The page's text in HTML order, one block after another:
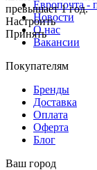
превышает 1 год.
Настроить
Принять
Европочта -
Новости
О нас
Вакансии
Покупателям
Бренды
Доставка
Оплата
Оферта
Блог
Ваш город